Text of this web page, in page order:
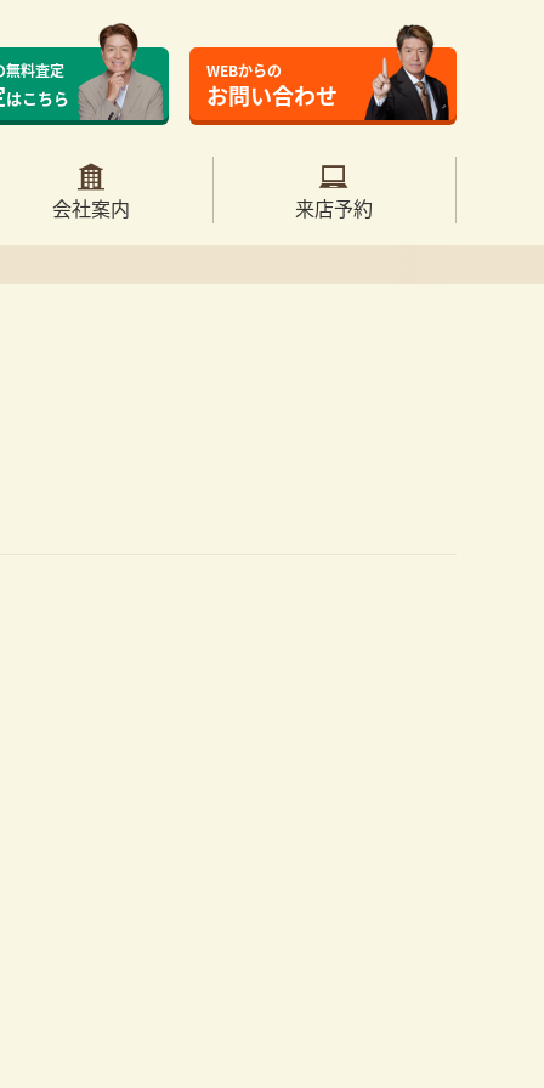
無料査定
はこちら
WEBからの
お問い合わせ
会社案内 来店予約